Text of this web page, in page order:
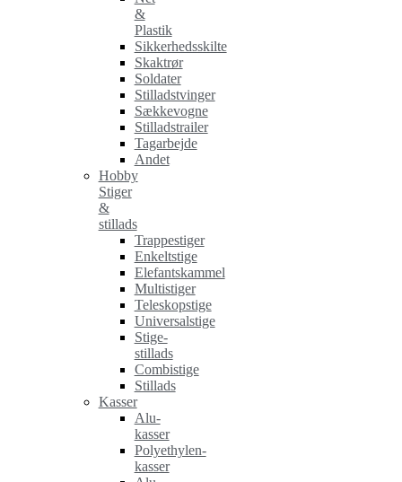
&
Plastik
Sikkerhedsskilte
Skaktrør
Soldater
Stilladstvinger
Sækkevogne
Stilladstrailer
Tagarbejde
Andet
Hobby
Stiger
&
stillads
Trappestiger
Enkeltstige
Elefantskammel
Multistiger
Teleskopstige
Universalstige
Stige-
stillads
Combistige
Stillads
Kasser
Alu-
kasser
Polyethylen-
kasser